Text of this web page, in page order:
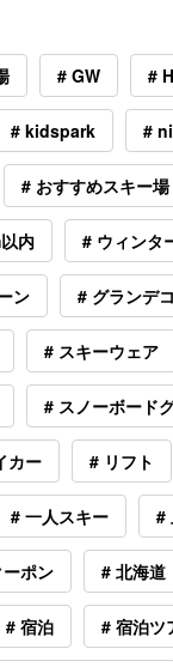
# GW #
# kidspark #
# おすすめスキー場
内 # ウィンタ
ン # グランデ
# スキーウェア
# スノーボード
カー # リフト
# 一人スキー #
ポン # 北海道
# 宿泊 # 宿泊ツ